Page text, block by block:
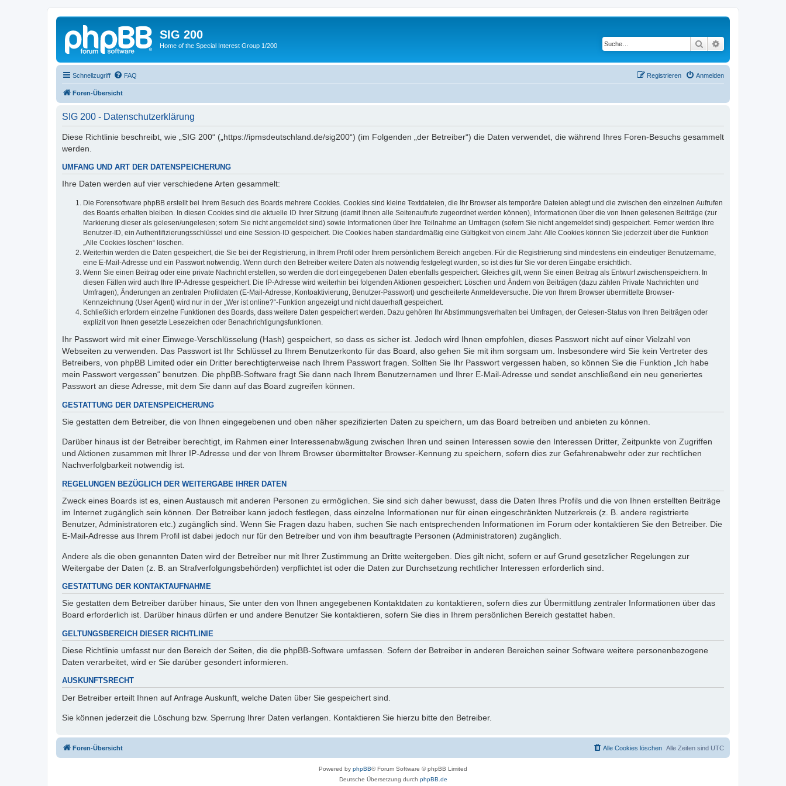
SIG 200
Home of the Special Interest Group 1/200 Suche
Schnellzugriff FAQ Anmelden
Registrieren
Foren-Übersicht
SIG 200 - Datenschutzerklärung
Diese Richtlinie beschreibt, wie „SIG 200“ („https://ipmsdeutschland.de/sig200“) (im Folgenden „der Betreiber“) die Daten verwendet, die während Ihres Foren-Besuchs gesammelt
werden.
UMFANG UND ART DER DATENSPEICHERUNG
Ihre Daten werden auf vier verschiedene Arten gesammelt:
Die Forensoftware phpBB erstellt bei Ihrem Besuch des Boards mehrere Cookies. Cookies sind kleine Textdateien, die Ihr Browser als temporäre Dateien ablegt und die zwischen den einzelnen Aufrufen
des Boards erhalten bleiben. In diesen Cookies sind die aktuelle ID Ihrer Sitzung (damit Ihnen alle Seitenaufrufe zugeordnet werden können), Informationen über die von Ihnen gelesenen Beiträge (zur
Markierung dieser als gelesen/ungelesen; sofern Sie nicht angemeldet sind) sowie Informationen über Ihre Teilnahme an Umfragen (sofern Sie nicht angemeldet sind) gespeichert. Ferner werden Ihre
Benutzer-ID, ein Authentifizierungsschlüssel und eine Session-ID gespeichert. Die Cookies haben standardmäßig eine Gültigkeit von einem Jahr. Alle Cookies können Sie jederzeit über die Funktion
„Alle Cookies löschen“ löschen.
Weiterhin werden die Daten gespeichert, die Sie bei der Registrierung, in Ihrem Profil oder Ihrem persönlichem Bereich angeben. Für die Registrierung sind mindestens ein eindeutiger Benutzername,
eine E-Mail-Adresse und ein Passwort notwendig. Wenn durch den Betreiber weitere Daten als notwendig festgelegt wurden, so ist dies für Sie vor deren Eingabe ersichtlich.
Wenn Sie einen Beitrag oder eine private Nachricht erstellen, so werden die dort eingegebenen Daten ebenfalls gespeichert. Gleiches gilt, wenn Sie einen Beitrag als Entwurf zwischenspeichern. In
diesen Fällen wird auch Ihre IP-Adresse gespeichert. Die IP-Adresse wird weiterhin bei folgenden Aktionen gespeichert: Löschen und Ändern von Beiträgen (dazu zählen Private Nachrichten und
Umfragen), Änderungen an zentralen Profildaten (E-Mail-Adresse, Kontoaktivierung, Benutzer-Passwort) und gescheiterte Anmeldeversuche. Die von Ihrem Browser übermittelte Browser-
Kennzeichnung (User Agent) wird nur in der „Wer ist online?“-Funktion angezeigt und nicht dauerhaft gespeichert.
Schließlich erfordern einzelne Funktionen des Boards, dass weitere Daten gespeichert werden. Dazu gehören Ihr Abstimmungsverhalten bei Umfragen, der Gelesen-Status von Ihren Beiträgen oder
explizit von Ihnen gesetzte Lesezeichen oder Benachrichtigungsfunktionen.
Ihr Passwort wird mit einer Einwege-Verschlüsselung (Hash) gespeichert, so dass es sicher ist. Jedoch wird Ihnen empfohlen, dieses Passwort nicht auf einer Vielzahl von
Webseiten zu verwenden. Das Passwort ist Ihr Schlüssel zu Ihrem Benutzerkonto für das Board, also gehen Sie mit ihm sorgsam um. Insbesondere wird Sie kein Vertreter des
Betreibers, von phpBB Limited oder ein Dritter berechtigterweise nach Ihrem Passwort fragen. Sollten Sie Ihr Passwort vergessen haben, so können Sie die Funktion „Ich habe
mein Passwort vergessen“ benutzen. Die phpBB-Software fragt Sie dann nach Ihrem Benutzernamen und Ihrer E-Mail-Adresse und sendet anschließend ein neu generiertes
Passwort an diese Adresse, mit dem Sie dann auf das Board zugreifen können.
GESTATTUNG DER DATENSPEICHERUNG
Sie gestatten dem Betreiber, die von Ihnen eingegebenen und oben näher spezifizierten Daten zu speichern, um das Board betreiben und anbieten zu können.
Darüber hinaus ist der Betreiber berechtigt, im Rahmen einer Interessenabwägung zwischen Ihren und seinen Interessen sowie den Interessen Dritter, Zeitpunkte von Zugriffen
und Aktionen zusammen mit Ihrer IP-Adresse und der von Ihrem Browser übermittelter Browser-Kennung zu speichern, sofern dies zur Gefahrenabwehr oder zur rechtlichen
Nachverfolgbarkeit notwendig ist.
REGELUNGEN BEZÜGLICH DER WEITERGABE IHRER DATEN
Zweck eines Boards ist es, einen Austausch mit anderen Personen zu ermöglichen. Sie sind sich daher bewusst, dass die Daten Ihres Profils und die von Ihnen erstellten Beiträge
im Internet zugänglich sein können. Der Betreiber kann jedoch festlegen, dass einzelne Informationen nur für einen eingeschränkten Nutzerkreis (z. B. andere registrierte
Benutzer, Administratoren etc.) zugänglich sind. Wenn Sie Fragen dazu haben, suchen Sie nach entsprechenden Informationen im Forum oder kontaktieren Sie den Betreiber. Die
E-Mail-Adresse aus Ihrem Profil ist dabei jedoch nur für den Betreiber und von ihm beauftragte Personen (Administratoren) zugänglich.
Andere als die oben genannten Daten wird der Betreiber nur mit Ihrer Zustimmung an Dritte weitergeben. Dies gilt nicht, sofern er auf Grund gesetzlicher Regelungen zur
Weitergabe der Daten (z. B. an Strafverfolgungsbehörden) verpflichtet ist oder die Daten zur Durchsetzung rechtlicher Interessen erforderlich sind.
GESTATTUNG DER KONTAKTAUFNAHME
Sie gestatten dem Betreiber darüber hinaus, Sie unter den von Ihnen angegebenen Kontaktdaten zu kontaktieren, sofern dies zur Übermittlung zentraler Informationen über das
Board erforderlich ist. Darüber hinaus dürfen er und andere Benutzer Sie kontaktieren, sofern Sie dies in Ihrem persönlichen Bereich gestattet haben.
GELTUNGSBEREICH DIESER RICHTLINIE
Diese Richtlinie umfasst nur den Bereich der Seiten, die die phpBB-Software umfassen. Sofern der Betreiber in anderen Bereichen seiner Software weitere personenbezogene
Daten verarbeitet, wird er Sie darüber gesondert informieren.
AUSKUNFTSRECHT
Der Betreiber erteilt Ihnen auf Anfrage Auskunft, welche Daten über Sie gespeichert sind.
Sie können jederzeit die Löschung bzw. Sperrung Ihrer Daten verlangen. Kontaktieren Sie hierzu bitte den Betreiber.
Foren-Übersicht Alle Zeiten sind UTC
Alle Cookies löschen
Powered by phpBB® Forum Software © phpBB Limited
Deutsche Übersetzung durch phpBB.de